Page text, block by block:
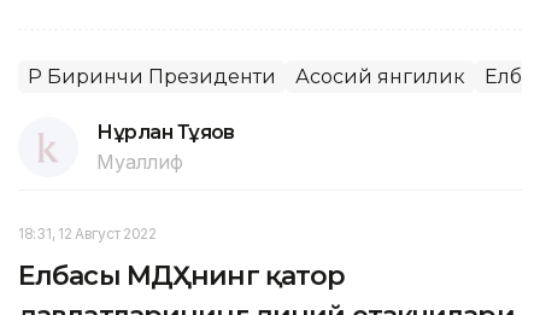
ҚР Биринчи Президенти Асосий янгилик
Нұрлан Тұяқов
Муаллиф
18:31, 12 Август 2022
Елбасы МДҲнинг қатор